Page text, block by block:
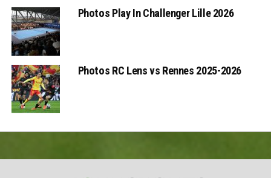
Photos Play In Challenger Lille 2026
Photos RC Lens vs Rennes 2025-2026